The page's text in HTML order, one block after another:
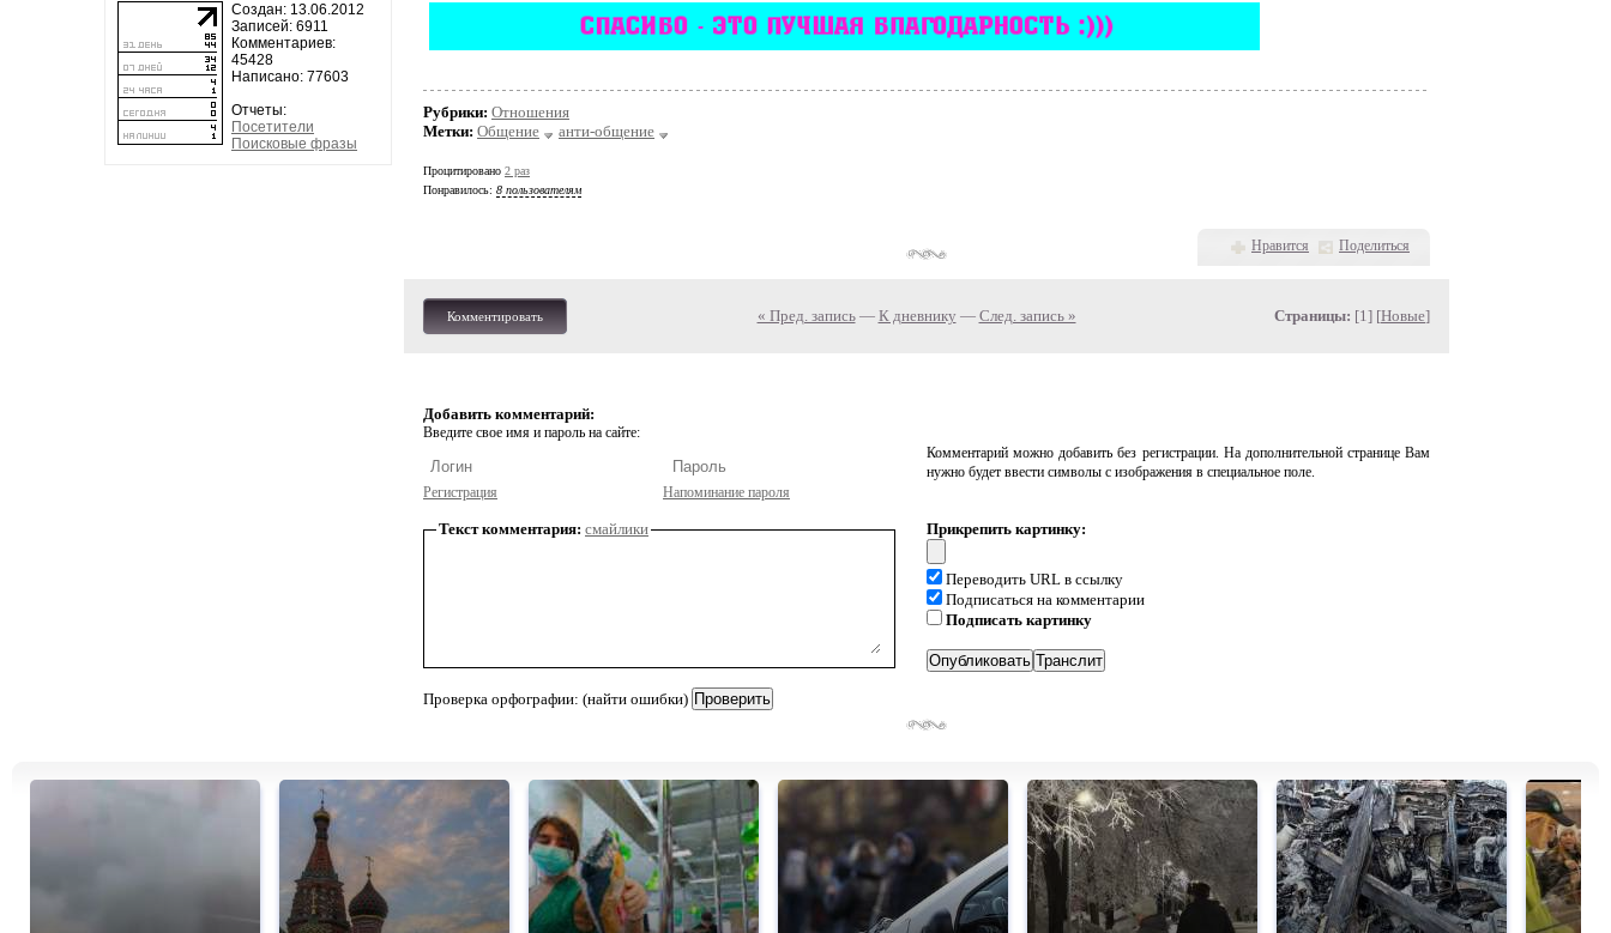
Создан: 13.06.2012
Записей: 6911
Комментариев:
45428
Написано: 77603
Отчеты:
Посетители
Поисковые фразы
Рубрики: Отношения
Метки: Общение анти-общение
Процитировано 2 раз
Понравилось: 8 пользователям
Нравится Поделиться
Комментировать « Пред. запись— К дневнику — След. запись » Страницы: [1] [Новые]
Добавить комментарий:
Введите свое имя и пароль на сайте:
Регистрация Напоминание пароля
Комментарий можно добавить без регистрации. На дополнительной странице Вам
нужно будет ввести символы с изображения в специальное поле.
Текст комментария: смайлики
Проверка орфографии: (найти ошибки)
Прикрепить картинку:
Переводить URL в ссылку
Подписаться на комментарии
Подписать картинку